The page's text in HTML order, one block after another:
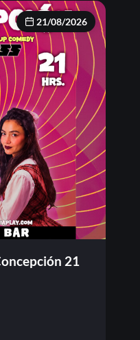
21/08/2026
21